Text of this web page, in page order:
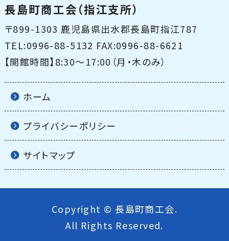
長島町商工会（指江支所）
〒899-1303 鹿児島県出水郡長島町指江787
TEL:0996-88-5132 FAX:0996-88-6621
【開館時間】8:30〜17:00（月・木のみ）
ホーム
プライバシーポリシー
サイトマップ
Copyright © 長島町商工会.
All Rights Reserved.